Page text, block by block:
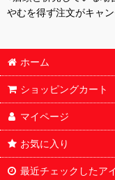
やむを得ず注文がキャ
ホーム
ショッピングカート
マイページ
お気に入り
最近チェックしたア